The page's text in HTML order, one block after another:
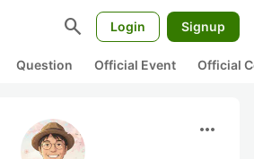
search Login Signup
Question Official Event Official
more_horiz